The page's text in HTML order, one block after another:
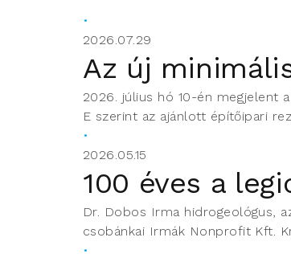
2026.07.29
Az új
2026. július hó 10-én megjelent
E szerint az ajánlott építőipari
2026.05.15
100 éves a
Dr. Dobos Irma hidrogeológus,
csobánkai Irmák Nonprofit Kft.